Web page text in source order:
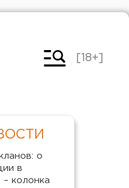
[18+]
о
в
– колонка